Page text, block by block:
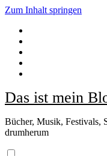
Zum Inhalt springen
Das ist mein
Bücher, Musik, Festivals,
drumherum